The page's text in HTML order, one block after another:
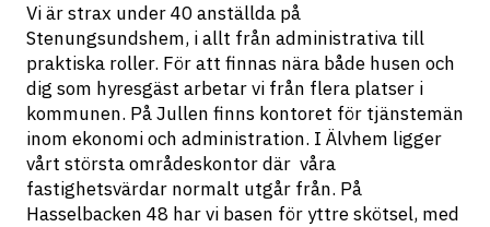
Vi är strax under 40 anställda på
Stenungsundshem, i allt från administrativa till
praktiska roller. För att finnas nära både husen och
dig som hyresgäst arbetar vi från flera platser i
kommunen. På Jullen finns kontoret för tjänstemän
inom ekonomi och administration. I Älvhem ligger
vårt största områdeskontor där  våra
fastighetsvärdar normalt utgår från. På
Hasselbacken 48 har vi basen för yttre skötsel, med